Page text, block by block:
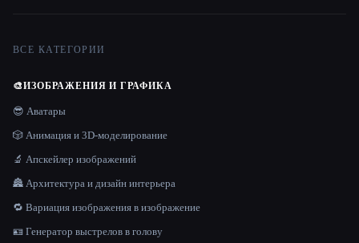
ВСЕ КАТЕГОРИИ
🎨ИЗОБРАЖЕНИЯ И ГРАФИКА
😎 Аватары
🎲 Анимация и 3D-моделирование
🔬 Апскейлер изображений
🏯 Архитектура и дизайн интерьера
🔁 Вариация изображения в изображение
🪪 Генератор выстрелов в голову